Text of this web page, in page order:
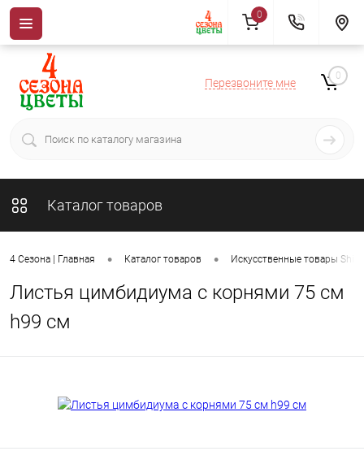
Перезвоните мне
0
Каталог товаров
4 Сезона | Главная • Каталог товаров • Искусственные товары
Листья цимбидиума с корнями 75 см
h99 см
0